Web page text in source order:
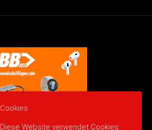
Cookies
Diese Website verwendet Cookies: